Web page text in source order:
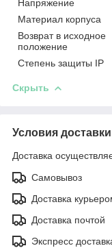
Напряжение
Материал корпуса
Возврат в исходное
положение
Степень защиты IP
Скрыть
Условия доставки
Доставка
Самовывоз
Доставка
Доставка почтой
Экспресс